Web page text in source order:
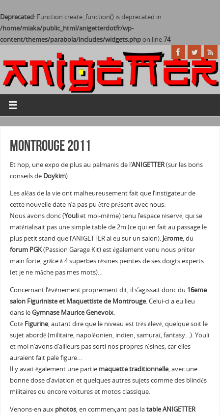
Deprecated: Function create_function() is deprecated in
/home/miaka/public_html/anigetterdotfr/wp-
content/themes/parabola/includes/widgets.phpon line74
Montrouge 2011
Et hop, une expo de plus au palmarès de l’ANIGETTER(sur les bons
conseils de Doykim).
Les aléas de la vie ont malheureusement fait que l’instigateur de
cette nouvelle date n’a pas pu être présent avec nous.
Nous avons donc (Youliet moi-même) tenu l’espace réservé, qui se
matérialisait pas une simple table de 2m (ce qui en fait au passage le
plus petit stand que l’ANIGETTER ai eu sur un salon).Jérome, du
forum PGK(Passion Garage Kit) est également venu nous prêter
main forte, grâce à 4 superbes résines peintes de ses doigts experts
(et je ne mâche pas mes mots)…
Concernant l’évènement proprement dit, il s’agissait donc du 16eme
salon Figuriniste et Maquettiste de Montrouge. Celui-ci a eu lieu
dans leGymnase Maurice Genevoix.
Coté Figurine, autant dire que le niveau est très élevé, quelque soit le
sujet abordé (militaire, napoléonien, indien, samuraï, fantasy…). Youli
et moi n’avons d’ailleurs pas sorti nos propres résines, car elles
auraient fait pale figure…
Il y avait également une partie maquette traditionnelle, avec une
bonne dose d’aviation et quelques autres sujets comme des blindés
militaires ou encore voitures et motos classique.
Venons-en aux photos, en commençant pas latable ANIGETTER